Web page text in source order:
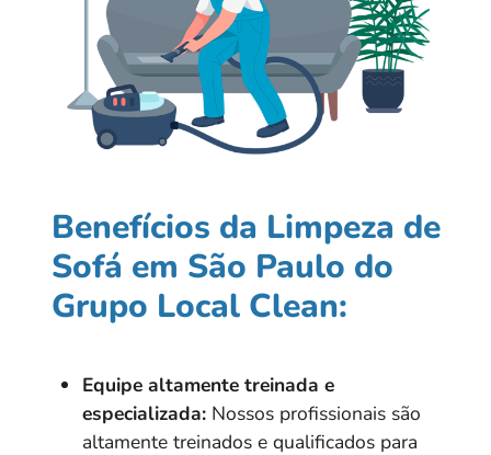
Benefícios da Limpeza de
Sofá em São Paulo do
Grupo Local Clean:
Equipe altamente treinada e
especializada: Nossos profissionais são
altamente treinados e qualificados para